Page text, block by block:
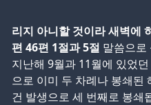
리지 아니할 것이라 새벽에
편 46편 1절과 5절 말씀으로
지난해 9월과 11월에 있었
으로 이미 두 차례나 봉쇄된
건 발생으로 세 번째로 봉쇄